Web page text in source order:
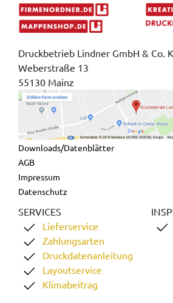
Druckbetrieb Lindner GmbH & Co.
Weberstraße 13
55130 Mainz
Downloads/Datenblätter
AGB
Impressum
Datenschutz
SERVICES
Lieferservice
Zahlungsarten
Druckdatenanleitung
Layoutservice
Klimabeitrag